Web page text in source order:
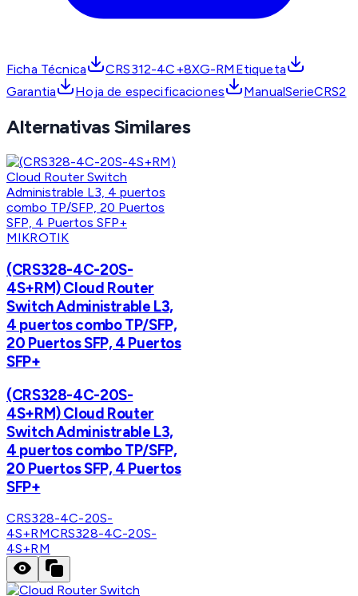
Ficha Técnica
CRS312-4C+8XG-RMEtiqueta
Garantia
Hoja de especificaciones ManualSerieCRS2
Alternativas Similares
MIKROTIK
(CRS328-4C-20S-
4S+RM) Cloud Router
Switch Administrable L3,
4 puertos combo TP/SFP,
20 Puertos SFP, 4 Puertos
SFP+
(CRS328-4C-20S-
4S+RM) Cloud Router
Switch Administrable L3,
4 puertos combo TP/SFP,
20 Puertos SFP, 4 Puertos
SFP+
CRS328-4C-20S-
4S+RMCRS328-4C-20S-
4S+RM